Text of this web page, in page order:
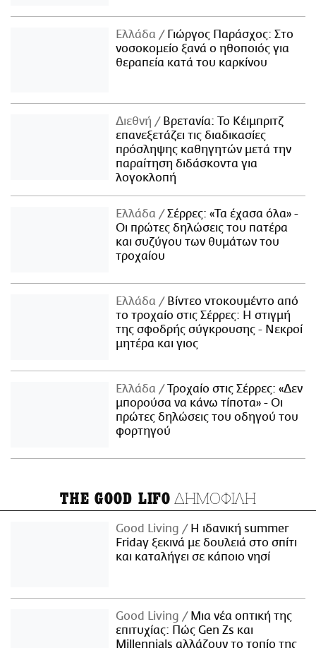
Ελλάδα
Γιώργος Παράσχος: Στο
νοσοκομείο ξανά ο ηθοποιός για
θεραπεία κατά του καρκίνου
Διεθνή
Βρετανία: Το Κέιμπριτζ
επανεξετάζει τις διαδικασίες
πρόσληψης καθηγητών μετά την
παραίτηση διδάσκοντα για
λογοκλοπή
Ελλάδα
Σέρρες: «Τα έχασα όλα» -
Οι πρώτες δηλώσεις του πατέρα
και συζύγου των θυμάτων του
τροχαίου
Ελλάδα
Βίντεο ντοκουμέντο από
το τροχαίο στις Σέρρες: Η στιγμή
της σφοδρής σύγκρουσης - Νεκροί
μητέρα και γιος
Ελλάδα
Τροχαίο στις Σέρρες: «Δεν
μπορούσα να κάνω τίποτα» - Οι
πρώτες δηλώσεις του οδηγού του
φορτηγού
THE GOOD LIFO ΔΗΜΟΦΙΛΗ
Good Living
Η ιδανική summer
Friday ξεκινά με δουλειά στο σπίτι
και καταλήγει σε κάποιο νησί
Good Living
Μια νέα οπτική της
επιτυχίας: Πώς Gen Zs και
Millennials αλλάζουν το τοπίο της